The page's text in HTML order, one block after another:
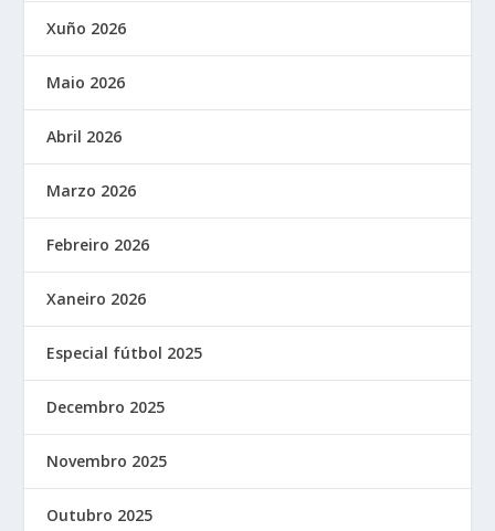
Xuño 2026
Maio 2026
Abril 2026
Marzo 2026
Febreiro 2026
Xaneiro 2026
Especial fútbol 2025
Decembro 2025
Novembro 2025
Outubro 2025